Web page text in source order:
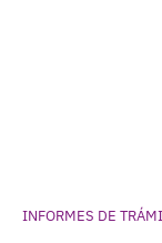
INFORMES DE